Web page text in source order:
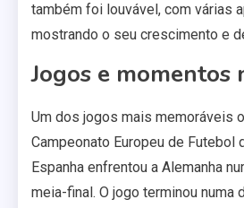
também foi louvável, com várias
mostrando o seu crescimento e
Jogos e momentos
Um dos jogos mais memoráveis
Campeonato Europeu de Futebol
Espanha enfrentou a Alemanha
meia-final. O jogo terminou numa